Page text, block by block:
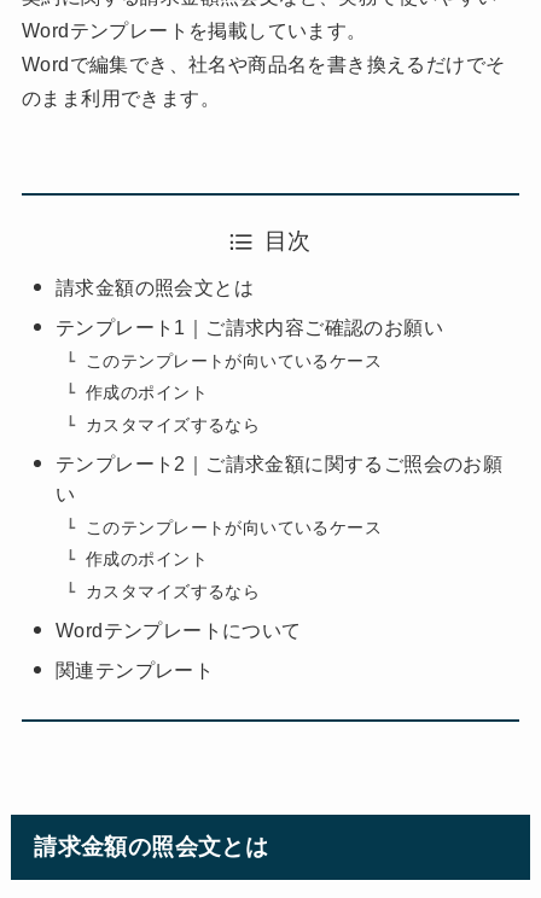
Wordテンプレートを掲載しています。
Wordで編集でき、社名や商品名を書き換えるだけでそ
のまま利用できます。
目次
請求金額の照会文とは
テンプレート1｜ご請求内容ご確認のお願い
このテンプレートが向いているケース
作成のポイント
カスタマイズするなら
テンプレート2｜ご請求金額に関するご照会のお願
い
このテンプレートが向いているケース
作成のポイント
カスタマイズするなら
Wordテンプレートについて
関連テンプレート
請求金額の照会文とは